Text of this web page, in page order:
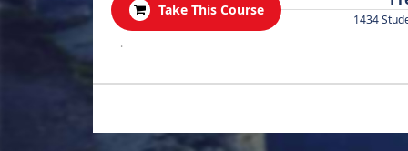
Take This Course
1434
.